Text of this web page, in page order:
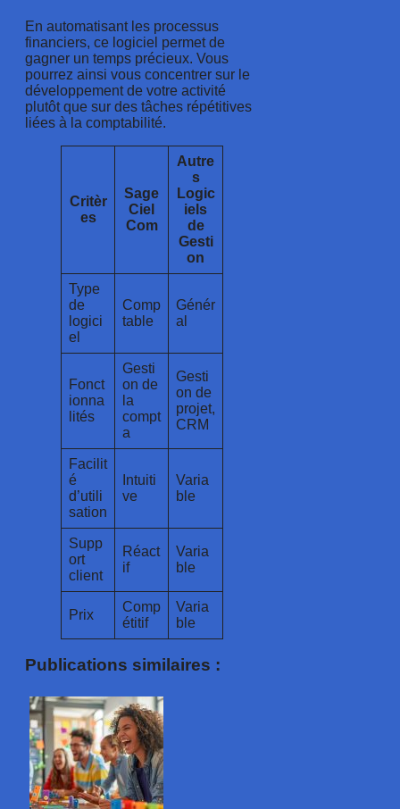
En automatisant les processus
financiers, ce logiciel permet de
gagner un temps précieux. Vous
pourrez ainsi vous concentrer sur le
développement de votre activité
plutôt que sur des tâches répétitives
liées à la comptabilité.
Critèr
es
Sage
Ciel
Com
Autre
s
Logic
iels
de
Gesti
on
Type
de
logici
el
Comp
table
Génér
al
Fonct
ionna
lités
Gesti
on de
la
compt
a
Gesti
on de
projet,
CRM
Facilit
é
d’utili
sation
Intuiti
ve
Varia
ble
Supp
ort
client
Réact
if
Varia
ble
Prix
Comp
étitif
Varia
ble
Publications similaires :